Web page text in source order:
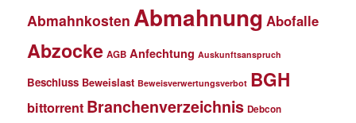
Abmahnkosten Abmahnung Abofalle
Abzocke AGB Anfechtung Auskunftsanspruch
Beschluss Beweislast Beweisverwertungsverbot BGH
bittorrent Branchenverzeichnis Debcon